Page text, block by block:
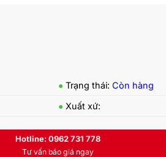
● Trạng thái: Còn hàng
● Xuất xứ:
Hotline: 0962 731 778
Tư vấn báo giá ngay